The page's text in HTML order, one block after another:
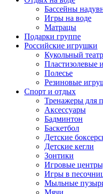
Бассейны
Игры на воде
Матрацы
Подарки группе
Российские игрушки
Кукольный театр
Пластизолевые
Полесье
Резиновые
Спорт и отдых
Тренажеры для
Аксессуары
Бадминтон
Баскетбол
Детские
Детские кегли
Зонтики
Игровые
Игры в
Мыльные
Мячи